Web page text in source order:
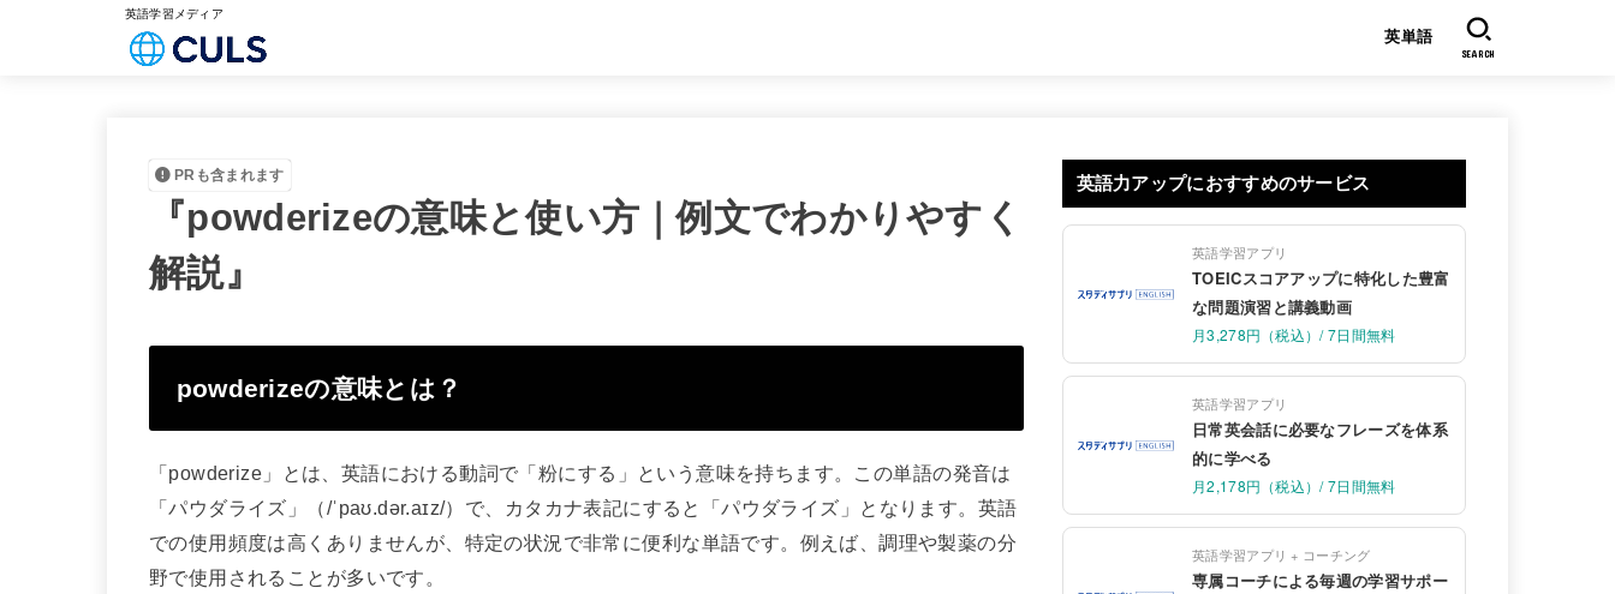
英語学習メディア
英単語
SEARCH
PRも含まれます
『powderizeの意味と使い方｜例文でわかりやすく
解説』
powderizeの意味とは？
「powderize」とは、英語における動詞で「粉にする」という意味を持ちます。この単語の発音は
「パウダライズ」（/ˈpaʊ.dər.aɪz/）で、カタカナ表記にすると「パウダライズ」となります。英語
での使用頻度は高くありませんが、特定の状況で非常に便利な単語です。例えば、調理や製薬の分
野で使用されることが多いです。
英語力アップにおすすめのサービス
英語学習アプリ
TOEICスコアアップに特化した豊富
な問題演習と講義動画
月3,278円（税込）/ 7日間無料
英語学習アプリ
日常英会話に必要なフレーズを体系
的に学べる
月2,178円（税込）/ 7日間無料
英語学習アプリ + コーチング
専属コーチによる毎週の学習サポー